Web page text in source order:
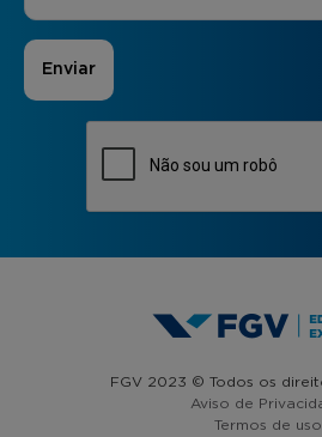
FGV 2023 © Todos os
Aviso de
Termos de uso